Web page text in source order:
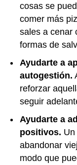
cosas se
comer más
sales a cenar
formas de
Ayudarte a
autogestión.
reforzar
seguir
Ayudarte a
positivos.
abandonar
modo que